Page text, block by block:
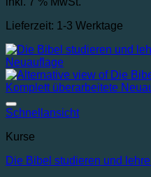
Lieferzeit: 1-3 Werktage
Schnellansicht
Kurse
Die Bibel studieren und